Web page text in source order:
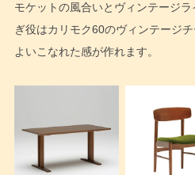
モケットの風合いとヴィンテージ
ぎ役はカリモク60のヴィンテージ
よいこなれた感が作れます。